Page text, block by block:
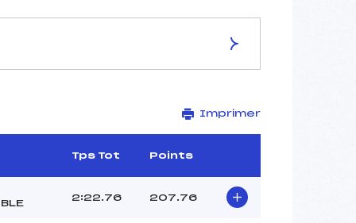
VARIANTE DE L'AIGLE
1860
2358/01/08
Imprimer
Tps Tot Points
2:22.76 207.76